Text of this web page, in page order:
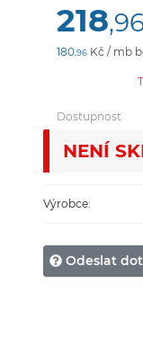
218
180,96 Kč / mb
Dostupnost
NENÍ­
Výrobce:
Odeslat